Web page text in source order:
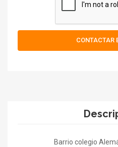
CONTACTAR
Barrio colegio